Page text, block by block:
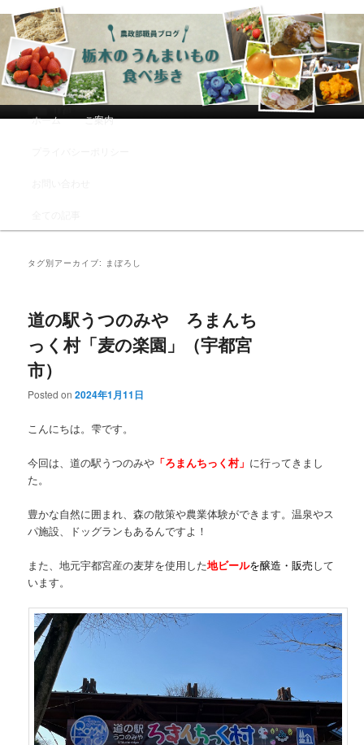
農政部職員ブログ「栃木のうんまい
もの食べ歩き」
メインコンテンツへ移動
サブコンテンツへ移動
ホーム ご案内
タグ別アーカイブ: まぼろし
道の駅うつのみや ろまんち
っく村「麦の楽園」（宇都宮
市）
Posted on2024年1月11日
こんにちは。雫です。
今回は、道の駅うつのみや 「ろまんちっく村」 に行ってきまし
た。
豊かな自然に囲まれ、森の散策や農業体験ができます。温泉やス
パ施設、ドッグランもあるんですよ！
また、地元宇都宮産の麦芽を使用した地ビールを醸造・販売して
います。